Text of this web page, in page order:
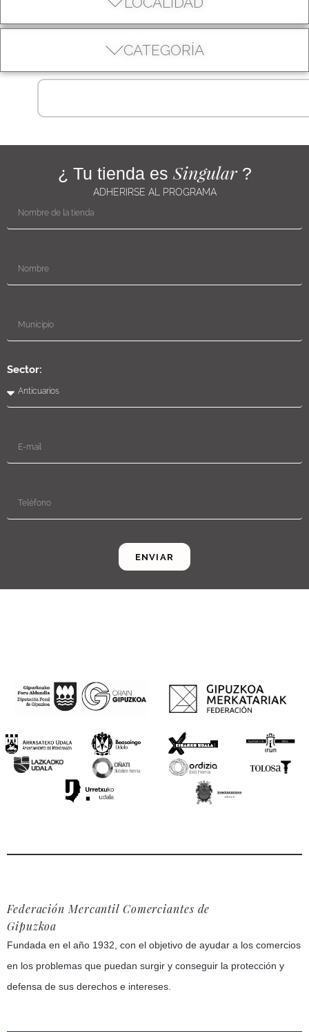
CATEGORÍA
¿ Tu tienda es Singular?
ADHERIRSE AL PROGRAMA
Sector:
ENVIAR
Federación Mercantil Comerciantes de
Gipuzkoa
Fundada en el año 1932, con el objetivo de ayudar a los comercios
en los problemas que puedan surgir y conseguir la protección y
defensa de sus derechos e intereses.